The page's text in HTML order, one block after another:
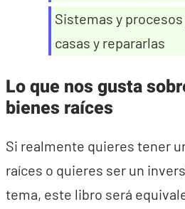
Sistemas y
casas y repararlas
Lo que nos gusta
bienes raíces
Si realmente quieres tener
raíces o quieres ser un
tema, este libro será